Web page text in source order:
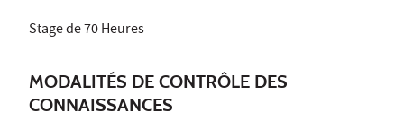
Stage de 70 Heures
MODALITÉS DE CONTRÔLE DES
CONNAISSANCES